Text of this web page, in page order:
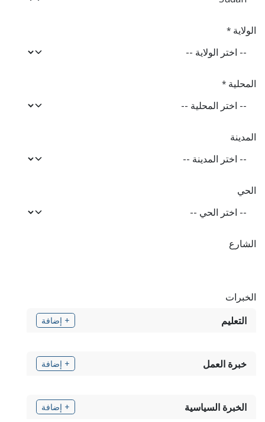
الولاية *
المحلية *
المدينة
الحي
الشارع
الخبرات
التعليم
+ إضافة
خبرة العمل + إضافة
الخبرة السياسية + إضافة